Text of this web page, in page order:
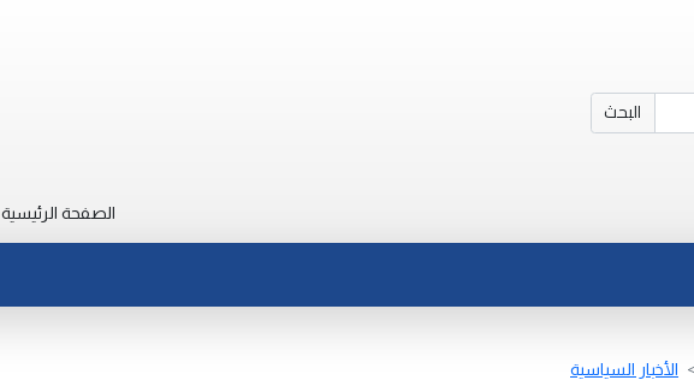
البحث
الصفحة الرئيسية
الأخبار السياسية